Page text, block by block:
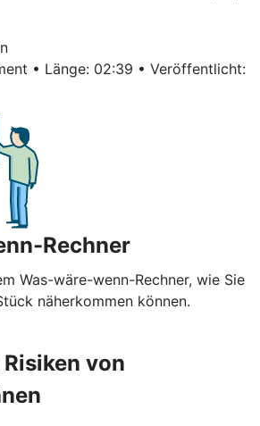
• Länge: 02:39 • Veröffentlicht:
Rechner
Was-wäre-wenn-Rechner, wie Sie
näherkommen können.
von